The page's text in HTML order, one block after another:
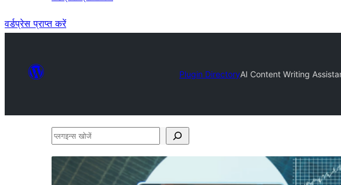
वर्डप्रेस प्राप्त करें
Plugin DirectoryAI Content Writing
प्लगइन्स